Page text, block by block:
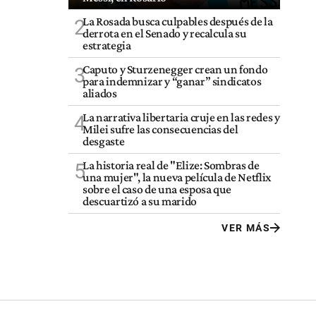
2La Rosada busca culpables después de la
derrota en el Senado y recalcula su
estrategia
3Caputo y Sturzenegger crean un fondo
para indemnizar y “ganar” sindicatos
aliados
4La narrativa libertaria cruje en las redes y
Milei sufre las consecuencias del
desgaste
5La historia real de "Elize: Sombras de
una mujer", la nueva película de Netflix
sobre el caso de una esposa que
descuartizó a su marido
VER MÁS